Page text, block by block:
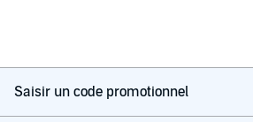
Saisir un code promotionnel